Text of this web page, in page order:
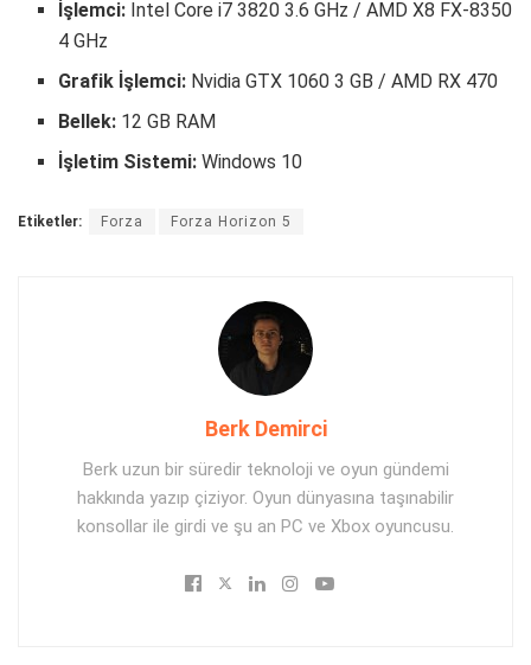
İşlemci: Intel Core i7 3820 3.6 GHz / AMD X8 FX-8350
4 GHz
Grafik İşlemci: Nvidia GTX 1060 3 GB / AMD RX 470
Bellek: 12 GB RAM
İşletim Sistemi: Windows 10
Etiketler: Forza Forza Horizon 5
Berk Demirci
Berk uzun bir süredir teknoloji ve oyun gündemi
hakkında yazıp çiziyor. Oyun dünyasına taşınabilir
konsollar ile girdi ve şu an PC ve Xbox oyuncusu.